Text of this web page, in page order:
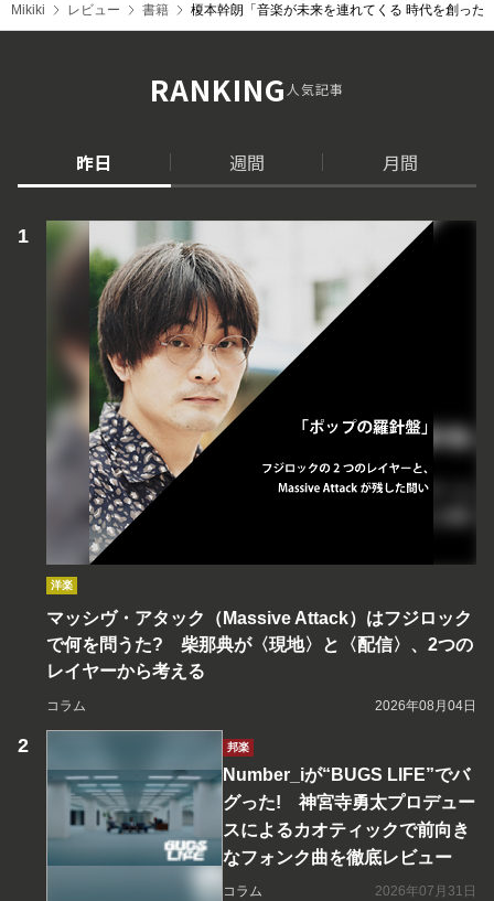
Mikiki レビュー 書籍 榎本幹朗「音楽が未来を連れてくる 時代を創っ
RANKING人気記事
昨日 週間 月間
洋楽
マッシヴ・アタック（Massive Attack）はフジロック
で何を問うた? 柴那典が〈現地〉と〈配信〉、2つの
レイヤーから考える
コラム 2026年08月04日
邦楽
Number_iが“BUGS LIFE”でバ
グった! 神宮寺勇太プロデュー
スによるカオティックで前向き
なフォンク曲を徹底レビュー
コラム 2026年07月31日